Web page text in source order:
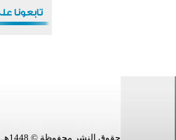
حقوق النشر محفوظة © 1448هـ / 2026م لموقع